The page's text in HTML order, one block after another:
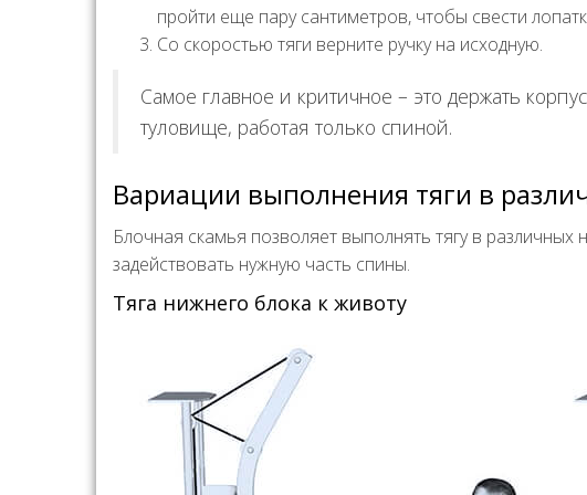
пройти еще пару сантиметров, чтобы свести
Со скоростью тяги верните ручку на исходную.
Самое главное и критичное – это держать
туловище, работая только спиной.
Вариации выполнения тяги в
Блочная скамья позволяет выполнять тягу в
задействовать нужную часть спины.
Тяга нижнего блока к животу